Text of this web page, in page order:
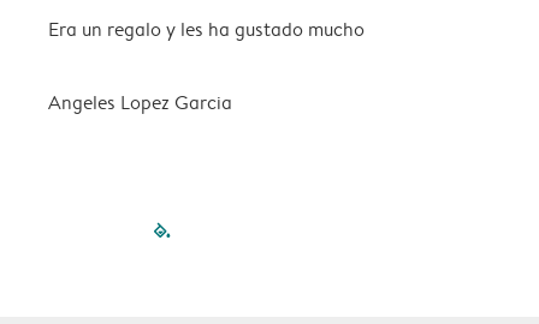
Era un regalo y les ha gustado mucho
Angeles Lopez Garcia
filled-pagination